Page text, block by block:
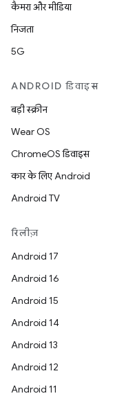
कैमरा और मीडिया
निजता
5G
ANDROID डिवाइस
बड़ी स्क्रीन
Wear OS
ChromeOS डिवाइस
कार के लिए Android
Android TV
रिलीज़
Android 17
Android 16
Android 15
Android 14
Android 13
Android 12
Android 11